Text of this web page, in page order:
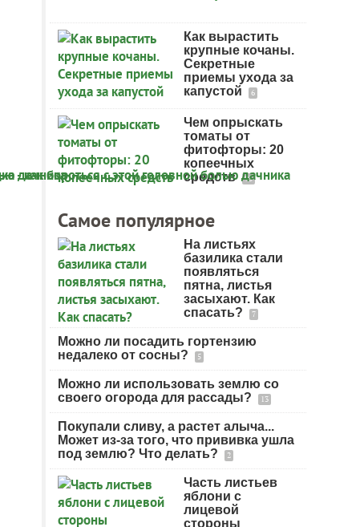
Как вырастить
крупные кочаны.
Секретные
приемы ухода за
капустой
6
Чем опрыскать
томаты от
фитофторы: 20
копеечных
средств
95
Самое популярное
На листьях
базилика стали
появляться
пятна, листья
засыхают. Как
спасать?
7
Можно ли посадить гортензию
недалеко от сосны?
5
Можно ли использовать землю со
своего огорода для рассады?
13
Покупали сливу, а растет алыча...
Может из-за того, что прививка ушла
под землю? Что делать?
2
Часть листьев
яблони с
лицевой
стороны